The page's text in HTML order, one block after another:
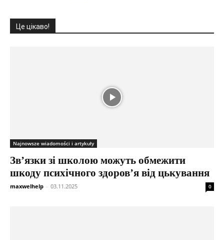
Це цікаво!
Najnowsze wiadomości i artykuły
Зв’язки зі школою можуть обмежити
шкоду психічного здоров’я від цькування
maxwelhelp - 03.11.2025 0